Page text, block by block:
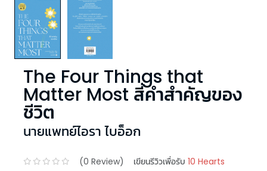
The Four Things that
Matter Most สี่คำสำคัญของ
ชีวิต
นายแพทย์ไอรา ไบอ็อก
(0 Review) เขียนรีวิวเพื่อรับ 10 Hearts